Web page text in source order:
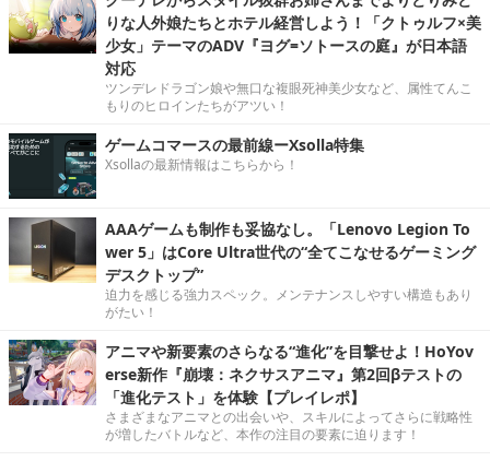
りな人外娘たちとホテル経営しよう！「クトゥルフ×美
少女」テーマのADV『ヨグ=ソトースの庭』が日本語
対応
ツンデレドラゴン娘や無口な複眼死神美少女など、属性てんこ
もりのヒロインたちがアツい！
ゲームコマースの最前線ーXsolla特集
Xsollaの最新情報はこちらから！
AAAゲームも制作も妥協なし。「Lenovo Legion To
wer 5」はCore Ultra世代の“全てこなせるゲーミング
デスクトップ”
迫力を感じる強力スペック。メンテナンスしやすい構造もあり
がたい！
アニマや新要素のさらなる“進化”を目撃せよ！HoYov
erse新作『崩壊：ネクサスアニマ』第2回βテストの
「進化テスト」を体験【プレイレポ】
さまざまなアニマとの出会いや、スキルによってさらに戦略性
が増したバトルなど、本作の注目の要素に迫ります！